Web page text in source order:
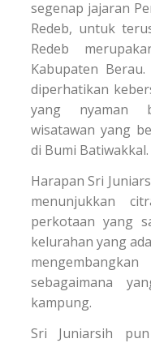
segenap jajaran
Redeb, untuk
Redeb
Kabupaten
diperhatikan
yang nyaman
wisatawan yang
di Bumi Batiwakkal.
Harapan Sri
menunjukkan
perkotaan yang
kelurahan yang
sebagaimana
kampung.
Sri Juniarsih